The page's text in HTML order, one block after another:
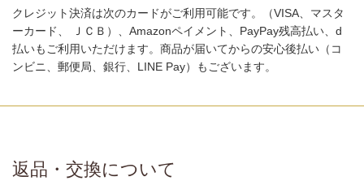
クレジット決済は次のカードがご利用可能です。（VISA、マスタ
ーカード、 ＪＣＢ）、Amazonペイメント、PayPay残高払い、d
払いもご利用いただけます。商品が届いてからの安心後払い（コ
ンビニ、郵便局、銀行、LINE Pay）もございます。
返品・交換について